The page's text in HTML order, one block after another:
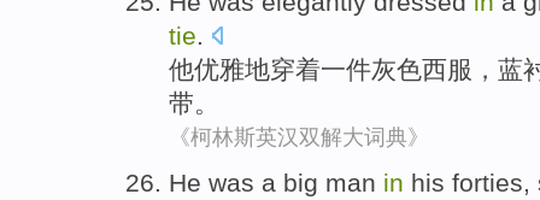
tie.
他优雅地穿着一件灰色西服 ， 蓝
带。
《柯林斯英汉双解大词典》
He was a big man in his forties,